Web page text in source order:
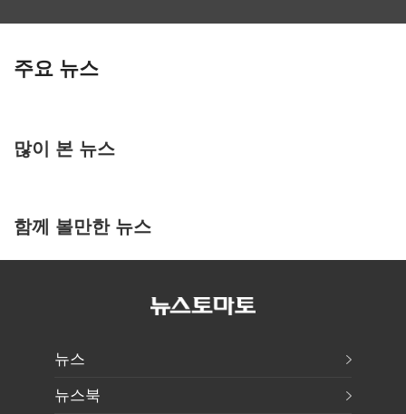
주요 뉴스
많이 본 뉴스
함께 볼만한 뉴스
뉴스
뉴스북